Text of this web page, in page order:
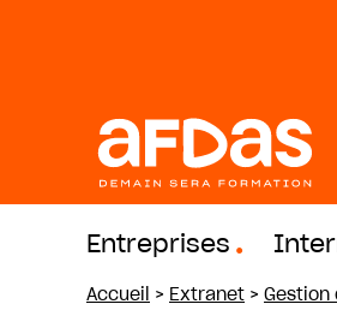
Entreprises
Accueil > Extranet > Gestion